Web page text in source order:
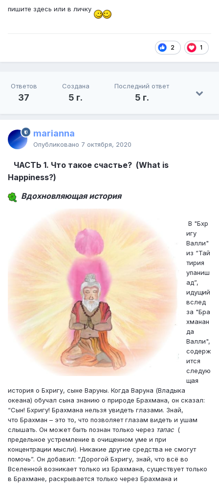
пишите здесь или в личку
2 1
Ответов
37
Создана
5 г.
Последний ответ
5 г.
marianna
Опубликовано 7 октября, 2020
ЧАСТЬ 1. Что такое счастье? (What is
Happiness?)
Вдохновляющая история
В "Бхр
игу
Валли"
из “Тай
тирия
упаниш
ад”,
идущий
вслед
за "Бра
хманан
да
Валли",
содерж
ится
следую
щая
история о Бхригу, сыне Варуны. Когда Варуна (Владыка
океана) обучал сына знанию о природе Брахмана, он сказал:
“Сын! Бхригу! Брахмана нельзя увидеть глазами. Знай,
что Брахман – это то, что позволяет глазам видеть и ушам
слышать. Он может быть познан только через тапас(
предельное устремление в очищенном уме и при
концентрации мысли). Никакие другие средства не смогут
помочь”. Он добавил: “Дорогой Бхригу, знай, что всё во
Вселенной возникает только из Брахмана, существует только
в Брахмане, раскрывается только через Брахмана и